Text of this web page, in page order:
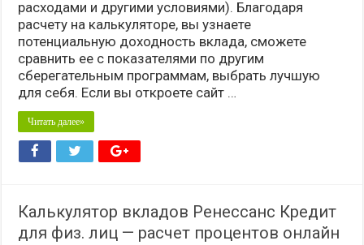
расходами и другими условиями). Благодаря
расчету на калькуляторе, вы узнаете
потенциальную доходность вклада, сможете
сравнить ее с показателями по другим
сберегательным программам, выбрать лучшую
для себя. Если вы откроете сайт …
Читать далее»
Калькулятор вкладов Ренессанс Кредит
для физ. лиц — расчет процентов онлайн